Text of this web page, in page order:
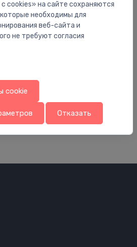
½’x16, 90°, pulēts hroms
cookies» на сайте сохраняются
необходимы для
веб-сайта и
не требуют согласия
cookie
Отказать